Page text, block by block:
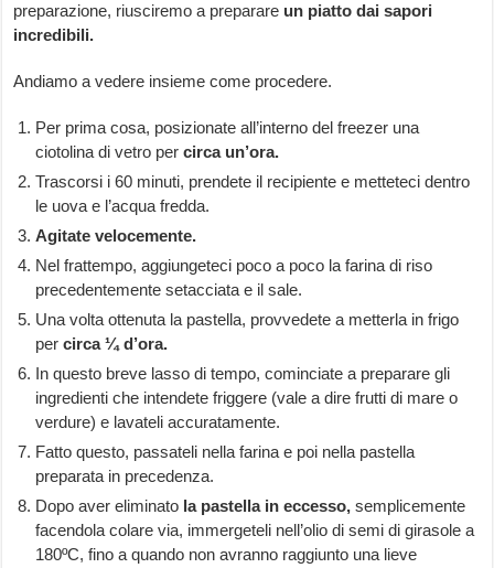
preparazione, riusciremo a preparare un piatto dai sapori
incredibili.
Andiamo a vedere insieme come procedere.
Per prima cosa, posizionate all’interno del freezer una
ciotolina di vetro percirca un’ora.
Trascorsi i 60 minuti, prendete il recipiente e metteteci dentro
le uova e l’acqua fredda.
Agitate velocemente.
Nel frattempo, aggiungeteci poco a poco la farina di riso
precedentemente setacciata e il sale.
Una volta ottenuta la pastella, provvedete a metterla in frigo
percirca ¼ d’ora.
In questo breve lasso di tempo, cominciate a preparare gli
ingredienti che intendete friggere (vale a dire frutti di mare o
verdure) e lavateli accuratamente.
Fatto questo, passateli nella farina e poi nella pastella
preparata in precedenza.
Dopo aver eliminato la pastella in eccesso, semplicemente
facendola colare via, immergeteli nell’olio di semi di girasole a
180ºC, fino a quando non avranno raggiunto una lieve